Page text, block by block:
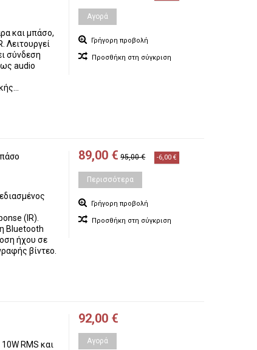
και μπάσο,
Λειτουργεί
σύνδεση
ως audio
Αγορά
Γρήγορη προβολή
Προσθήκη στη σύγκριση
(IR).
Bluetooth
ήχου σε
βίντεο.
89,00 € 95,00 € -6,00 €
Περισσότερα
Γρήγορη προβολή
Προσθήκη στη σύγκριση
RMS και
92,00 €
Αγορά